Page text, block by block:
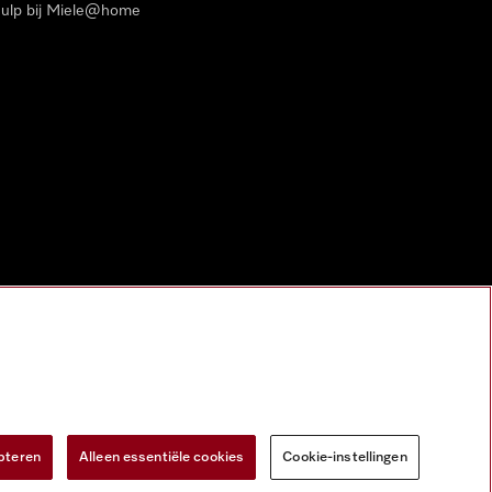
bij Miele@home
Alleen essentiële cookies Cookie-instellingen